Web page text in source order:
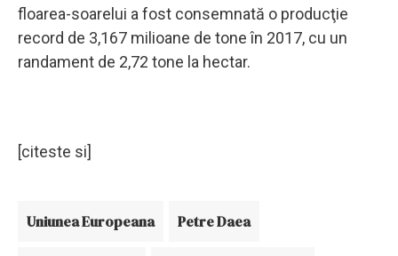
floarea-soarelui a fost consemnată o producţie
record de 3,167 milioane de tone în 2017, cu un
randament de 2,72 tone la hectar.
[citeste si]
Uniunea Europeana Petre Daea